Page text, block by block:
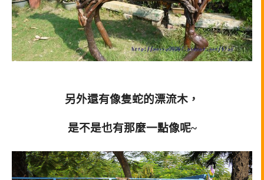
另外還有像隻蛇的漂流木，
是不是也有那麼一點像呢~